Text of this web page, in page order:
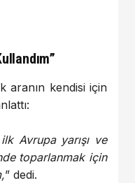
aranın kendisi için
Avrupa yarışı ve
toparlanmak için
” dedi.